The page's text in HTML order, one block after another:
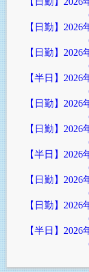
【日勤】2026
【日勤】2026
【半日】2026
【日勤】2026
【日勤】2026
【半日】2026
【日勤】2026
【日勤】2026
【半日】2026